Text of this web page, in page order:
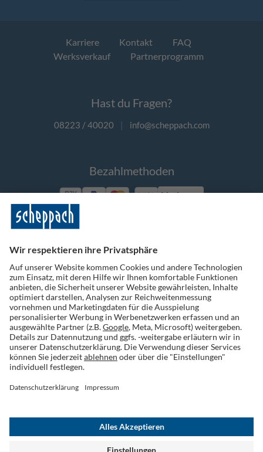
Karriere Kontakt
FAQ
Werksverkauf
Partnerprogramm
Hast du Fragen?
08223 / 40020 | info@scheppach.com
Bezahlmethoden
Vorkasse
Folge uns auf Social Media
Widerruf einreichen